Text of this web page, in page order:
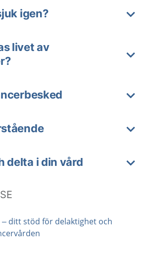
igen?
livet av
delta i din vård
ditt stöd för delaktighet och